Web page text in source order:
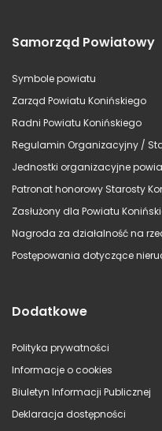
Samorząd Powiatowy
Symbole powiatu
Zarząd Powiatu Konińskiego
Radni Powiatu Konińskiego
Regulamin Organizacyjny /
Jednostki organizacyjne
Patronat honorowy Starosty
Zasłużony dla Powiatu
Nagroda za działalność na
Postępowania dotyczące
Dodatkowe
Polityka prywatności
Informacje o cookies
Biuletyn Informacji Publicznej
Deklaracja dostępności